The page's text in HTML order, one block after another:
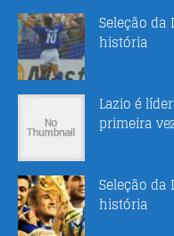
Seleção da
história
Lazio é
primeira
Seleção da
história